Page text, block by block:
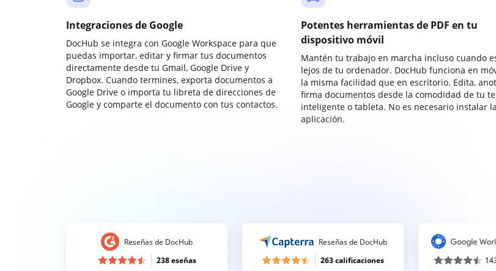
Integraciones de Google
DocHub se integra con Google Workspace para que
puedas importar, editar y firmar tus documentos
directamente desde tu Gmail, Google Drive y
Dropbox. Cuando termines, exporta documentos a
Google Drive o importa tu libreta de direcciones de
Google y comparte el documento con tus contactos.
Potentes herramientas de PDF en tu
dispositivo móvil
Mantén tu trabajo en marcha incluso cuando
lejos de tu ordenador. DocHub funciona en
la misma facilidad que en escritorio. Edita,
firma documentos desde la comodidad de tu
inteligente o tableta. No es necesario instalar la
aplicación.
Reseñas de DocHub
238 eseñas
Reseñas de DocHub
263 calificaciones